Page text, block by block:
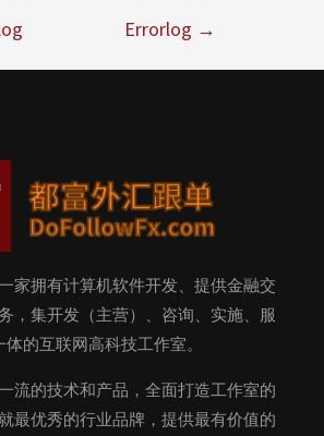
Errorlog →
家拥有计算机软件开发、提供金融交
，集开发（主营）、咨询、实施、服
体的互联网高科技工作室。
流的技术和产品，全面打造工作室的
最优秀的行业品牌，提供最有价值的